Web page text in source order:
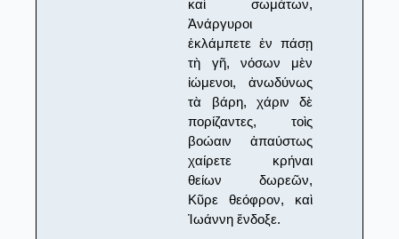
καὶ σωμάτων,
Ἀνάργυροι
ἐκλάμπετε ἐν πάσῃ
τὴ γῆ, νόσων μὲν
ἰώμενοι, ἀνωδύνως
τὰ βάρη, χάριν δὲ
πορίζαντες, τοὶς
βοώαιν ἀπαύστως
χαίρετε κρήναι
θείων δωρεῶν,
Κῦρε θεόφρον, καὶ
Ἰωάννη ἔνδοξε.